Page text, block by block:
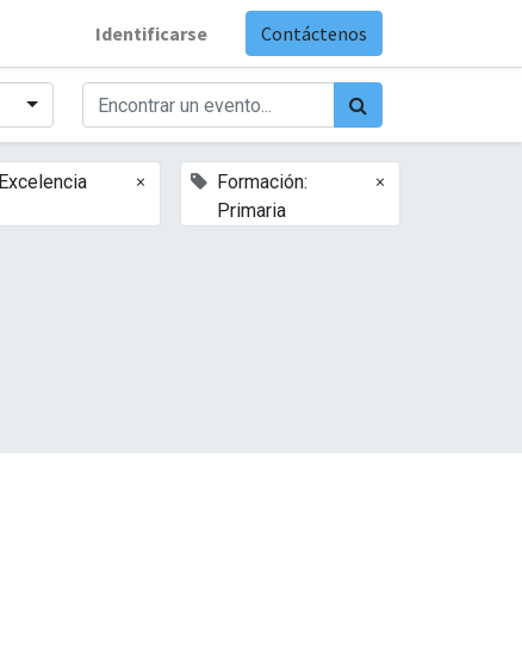
Identificarse Contáctenos
×
Formación:
Primaria
×